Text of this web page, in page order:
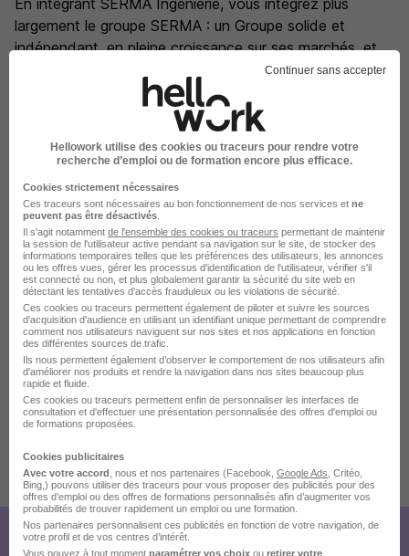
En intégrant SERMA Ingénierie, vous intégrez plus
largement le groupe SERMA : un Groupe solide et
indépendant, en pleine croissance sur ses marchés, et
expert des métiers de l'électronique et de la
microélectronique, de l'énergie, de la cybersécurité et
Près de 35 ans d'expertise multisectorielle
Des projets R&D ambitieux
Des équipements de pointe (laboratoires, BE, salles
blanches...)
Des opportunités de carrière nombreuses
Un maillage géographique national et international
Un esprit d'équipe fort et une proximité avec le
management
Une ouverture du capital aux salariés (60% du capital
est détenu par ses salariés et managers)
Rejoignez un groupe tourné vers l'avenir : ensemble,
construisons les technologies de demain !
Publiée le 07/08/2026 - Réf : 3865825/27860161 ASF0/31T
Créez votre compte Hellowork et
Continuer sans accepter
Hellowork utilise des cookies ou traceurs pour rendre votre
recherche d’emploi ou de formation encore plus efficace.
Cookies strictement nécessaires
Ces traceurs sont nécessaires au bon fonctionnement de nos services et ne
peuvent pas être désactivés
Il s'agit notamment de l'ensemble des cookies ou traceurs permettant de maintenir
la session de l'utilisateur active pendant sa navigation sur le site, de stocker des
informations temporaires telles que les préférences des utilisateurs, les annonces
ou les offres vues, gérer les processus d'identification de l'utilisateur, vérifier s'il
est connecté ou non, et plus globalement garantir la sécurité du site web en
détectant les tentatives d'accès frauduleux ou les violations de sécurité.
Ces cookies ou traceurs permettent également de piloter et suivre les sources
d'acquisition d'audience en utilisant un identifiant unique permettant de comprendre
comment nos utilisateurs naviguent sur nos sites et nos applications en fonction
des différentes sources de trafic.
Ils nous permettent également d’observer le comportement de nos utilisateurs afin
d'améliorer nos produits et rendre la navigation dans nos sites beaucoup plus
rapide et fluide.
Ces cookies ou traceurs permettent enfin de personnaliser les interfaces de
consultation et d'effectuer une présentation personnalisée des offres d'emploi ou
de formations proposées.
Cookies publicitaires
Avec votre accord , nous et nos partenaires (Facebook, Google Ads , Critéo,
Bing,) pouvons utiliser des traceurs pour vous proposer des publicités pour des
offres d’emploi ou des offres de formations personnalisés afin d’augmenter vos
probabilités de trouver rapidement un emploi ou une formation.
Nos partenaires personnalisent ces publicités en fonction de votre navigation, de
votre profil et de vos centres d’intérêt.
Vous pouvez à tout moment paramétrer vos choix ou retirer votre